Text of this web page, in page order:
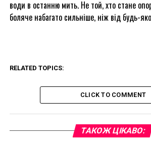
води в останню мить. Не той, хто стане
боляче набагато сильніше, ніж від будь-
RELATED TOPICS:
CLICK TO COMMENT
ТАКОЖ ЦІКАВО: